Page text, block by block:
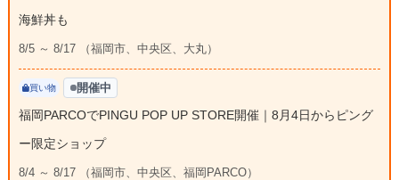
海鮮丼も
8/5 ～ 8/17 （福岡市、中央区、大丸）
買い物 開催中
福岡PARCOでPINGU POP UP STORE開催｜8月4日からピング
ー限定ショップ
8/4 ～ 8/17 （福岡市、中央区、福岡PARCO）